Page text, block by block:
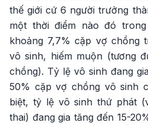
thế giới cứ 6 người trưởng
một thời điểm nào đó
khoảng 7,7% cặp vợ chồng
vô sinh, hiếm muộn (tương
chồng). Tỷ lệ vô sinh đang
50% cặp vợ chồng vô sinh
biệt, tỷ lệ vô sinh thứ phát
thai) đang gia tăng đến 15-